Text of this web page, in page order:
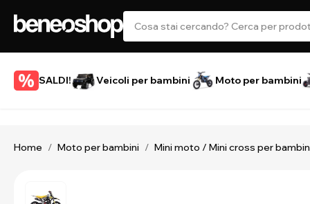
SALDI! Veicoli per bambini Moto per bambini
Home / Moto per bambini / Mini moto / Mini cross per